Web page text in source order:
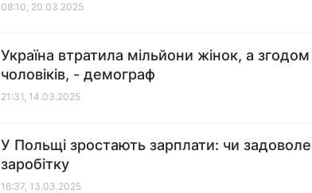
08:10, 20.03.2025
Україна втратила мільйони жінок, а згодом
чоловіків, - демограф
21:31, 14.03.2025
У Польщі зростають зарплати: чи
заробітку
16:37, 13.03.2025